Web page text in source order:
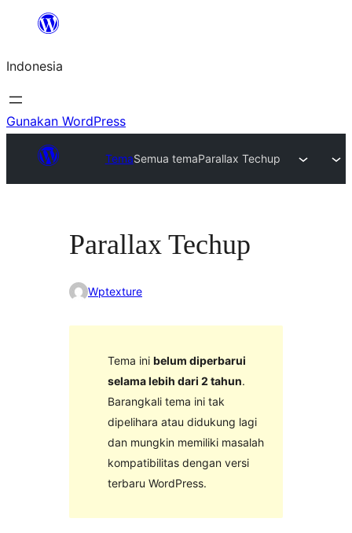
Lewati
konten
Indonesia
Gunakan WordPress
TemaSemua temaParallax Techup
Parallax Techup
Wptexture
Tema ini belum diperbarui
selama lebih dari 2 tahun.
Barangkali tema ini tak
dipelihara atau didukung lagi
dan mungkin memiliki masalah
kompatibilitas dengan versi
terbaru WordPress.